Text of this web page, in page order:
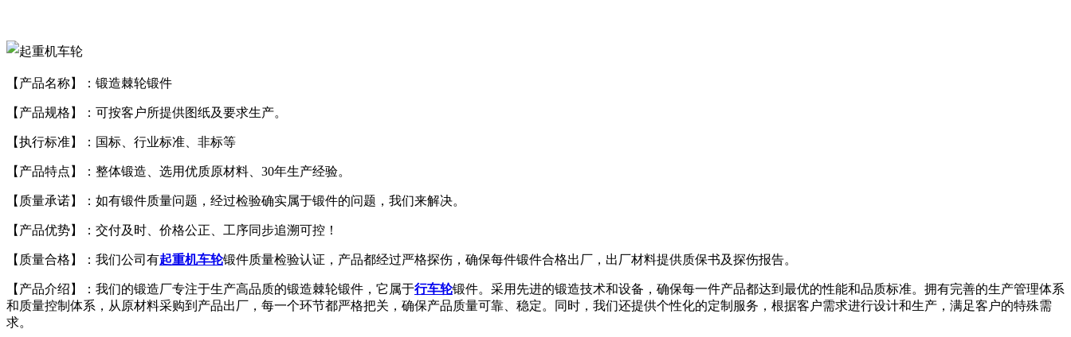
【产品名称】：锻造棘轮锻件
【产品规格】：可按客户所提供图纸及要求生产。
【执行标准】：国标、行业标准、非标等
【产品特点】：整体锻造、选用优质原材料、30年生产经验。
【质量承诺】：如有锻件质量问题，经过检验确实属于锻件的问题，我们来解决。
【产品优势】：交付及时、价格公正、工序同步追溯可控！
【质量合格】：我们公司有起重机车轮锻件质量检验认证，产品都经过严格探伤，确保每件锻件合格出厂，出厂材料提供质保书及探伤报告。
【产品介绍】：我们的锻造厂专注于生产高品质的锻造棘轮锻件，它属于行车轮锻件。采用先进的锻造技术和设备，确保每一件产品都达到最优的性能和品质标准。拥有完善的生产管理体系
和质量控制体系，从原材料采购到产品出厂，每一个环节都严格把关，确保产品质量可靠、稳定。同时，我们还提供个性化的定制服务，根据客户需求进行设计和生产，满足客户的特殊需
求。